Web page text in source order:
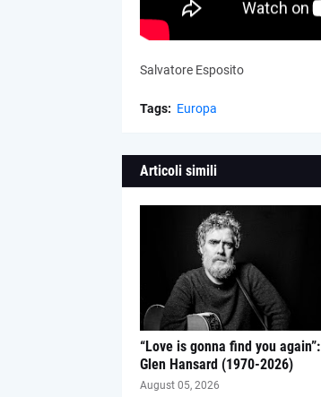
Salvatore Esposito
Tags: Europa
Articoli simili
“Love is gonna find you again”:
Glen Hansard (1970-2026)
August 05, 2026